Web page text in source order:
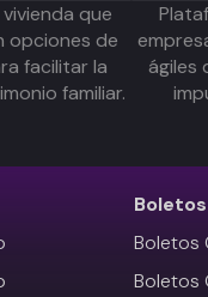
que
opciones de
facilitar la
familiar.
ágiles
Boletos
Boletos
Boletos